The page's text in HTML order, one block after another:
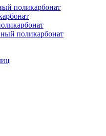
поликарбонат
поликарбонат